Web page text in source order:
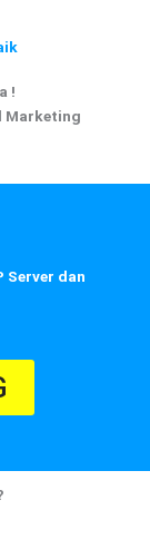
!
Marketing
Server dan